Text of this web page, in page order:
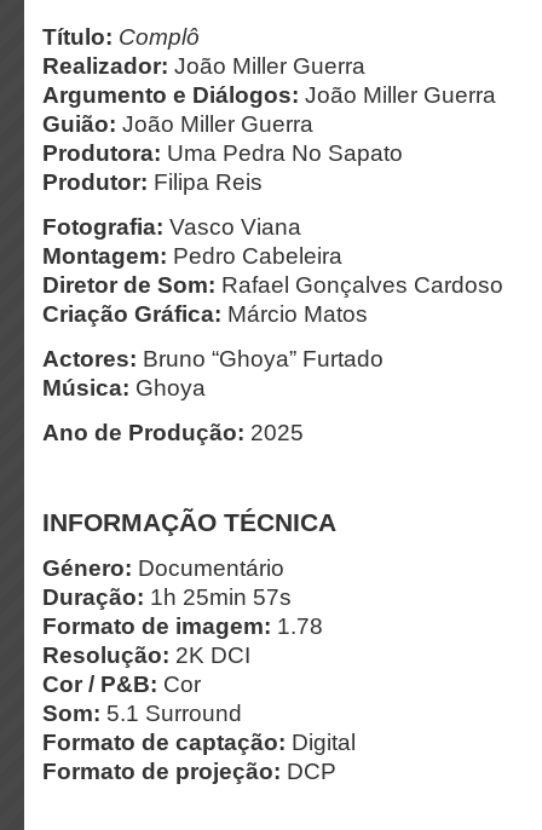
Título: Complô
Realizador: João Miller Guerra
Argumento e Diálogos: João Miller Guerra
Guião: João Miller Guerra
Produtora: Uma Pedra No Sapato
Produtor: Filipa Reis
Fotografia: Vasco Viana
Montagem: Pedro Cabeleira
Diretor de Som: Rafael Gonçalves Cardoso
Criação Gráfica: Márcio Matos
Actores: Bruno “Ghoya” Furtado
Música: Ghoya
Ano de Produção: 2025
INFORMAÇÃO TÉCNICA
Género: Documentário
Duração: 1h 25min 57s
Formato de imagem: 1.78
Resolução: 2K DCI
Cor / P&B: Cor
Som: 5.1 Surround
Formato de captação: Digital
Formato de projeção: DCP